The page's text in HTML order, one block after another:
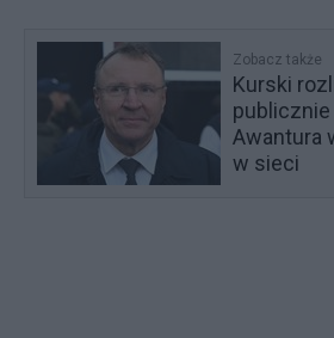
Zobacz także
Kurski
Awantura
w sieci